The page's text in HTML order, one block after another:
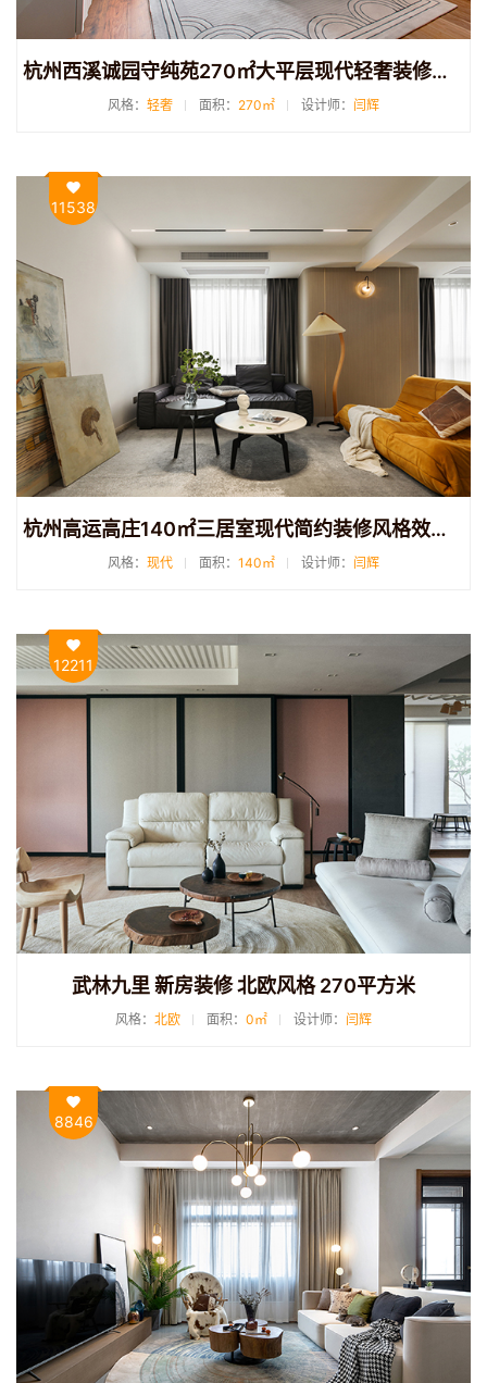
杭州西溪诚园守纯苑270㎡大平层现代轻奢装修效果图
风格： 轻奢 面积： 270㎡ 设计师： 闫辉
11538
杭州高运高庄140㎡三居室现代简约装修风格效果图
风格： 现代 面积： 140㎡ 设计师： 闫辉
12211
武林九里 新房装修 北欧风格 270平方米
风格： 北欧 面积： 0㎡ 设计师： 闫辉
8846